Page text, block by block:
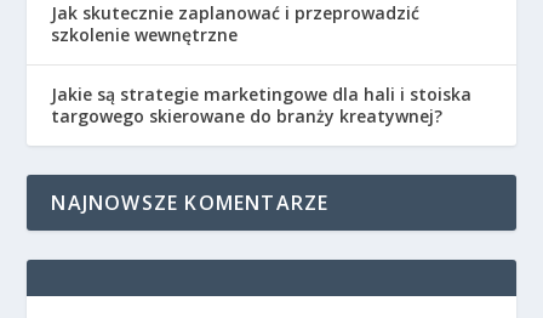
Jak skutecznie zaplanować i przeprowadzić
szkolenie wewnętrzne
Jakie są strategie marketingowe dla hali i stoiska
targowego skierowane do branży kreatywnej?
NAJNOWSZE KOMENTARZE